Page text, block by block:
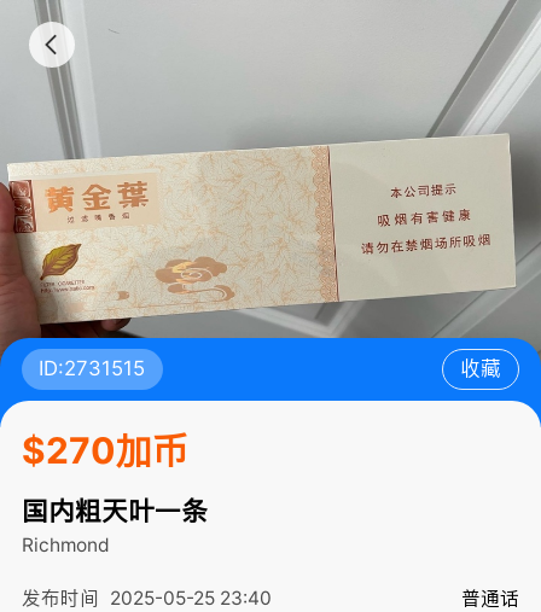
ID:2731515 收藏
$270加币
国内粗天叶一条
Richmond
发布时间 2025-05-25 23:40 普通话